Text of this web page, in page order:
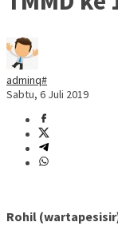
adminq#
Sabtu, 6 Juli 2019
Rohil